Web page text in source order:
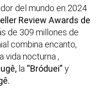
del mundo en 2024
Review Awards de
de 309 millones de
combina encanto,
vida nocturna ,
la “Bróduei” y